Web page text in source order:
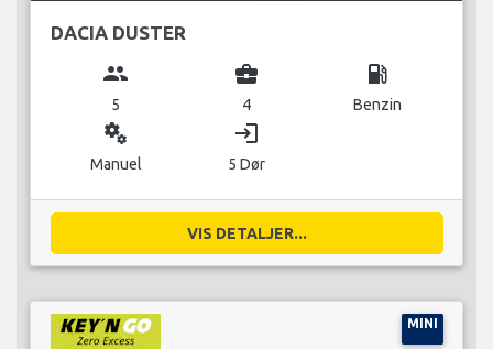
DACIA DUSTER
group
5
business_center
4
local_gas_station
Benzin
miscellaneous_services
Manuel
login
5 Dør
VIS DETALJER...
MINI